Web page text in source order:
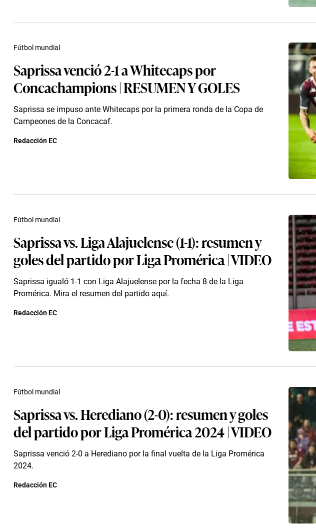
Saprissa venció 2-1 a Whitecaps por
Concachampions | RESUMEN Y GOLES
Saprissa se impuso ante Whitecaps por la primera ronda de la Copa de
Campeones de la Concacaf.
Fútbol mundial
Redacción EC
Saprissa vs. Liga Alajuelense (1-1): resumen y
goles del partido por Liga Promérica | VIDEO
Saprissa igualó 1-1 con Liga Alajuelense por la fecha 8 de la Liga
Promérica. Mira el resumen del partido aquí.
Fútbol mundial
Redacción EC
Saprissa vs. Herediano (2-0): resumen y goles
del partido por Liga Promérica 2024 | VIDEO
Saprissa venció 2-0 a Herediano por la final vuelta de la Liga Promérica
2024.
Fútbol mundial
Redacción EC